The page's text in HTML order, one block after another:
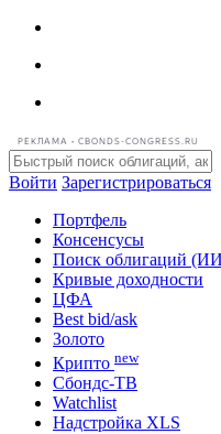
РЕКЛАМА • CBONDS-CONGRESS.RU
Войти Зарегистрироваться
Портфель
Консенсусы
Поиск облигаций (ИИ)
Кривые доходности
ЦФА
Best bid/ask
Золото
new